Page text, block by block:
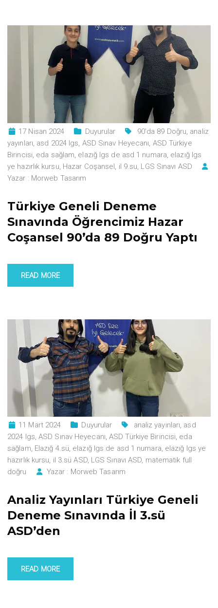
17 Nisan 2024 Duyurular 90'da 89 Doğru analiz
yayınları asd 2024 lgs ASD Sınav Heyecanı ASD Türkiye
Birincisi eda sağlam elazığ lgs de asd 1 numara elazığ lgs
ye hazırlık kursu Hazar Coşansel il 9.su LGS Sınavı ASD
Yazar : Morweb Tasarım
Türkiye Geneli Deneme
Sınavında Öğrencimiz Hazar
Coşansel 90’da 89 Doğru Yaptı
READ MORE
11 Mart 2024 Duyurular analiz yayınları, asd
2024 lgs,ASD Sınav Heyecanı,ASD Türkiye Birincisi, eda
sağlam, Elazığ 4.sü, elazığ lgs de asd 1 numara, elazığ lgs ye
hazırlık kursu, il 3.sü ASD, LGS Sınavı ASD, matematik full
doğru
Yazar : Morweb Tasarım
Analiz Yayınları Türkiye Geneli
Deneme Sınavında İl 3.sü
ASD’den
READ MORE